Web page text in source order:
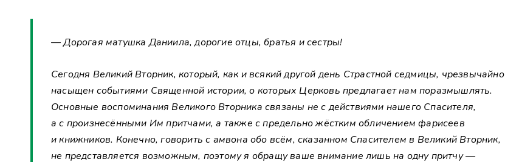
— Дорогая матушка Даниила, дорогие отцы, братья и сестры!
Сегодня Великий Вторник, который, как и всякий другой день Страстной седмицы, чрезвычайно
насыщен событиями Священной истории, о которых Церковь предлагает нам поразмышлять.
Основные воспоминания Великого Вторника связаны не с действиями нашего Спасителя,
а с произнесёнными Им притчами, а также с предельно жёстким обличением фарисеев
и книжников. Конечно, говорить с амвона обо всём, сказанном Спасителем в Великий Вторник,
не представляется возможным, поэтому я обращу ваше внимание лишь на одну притчу —